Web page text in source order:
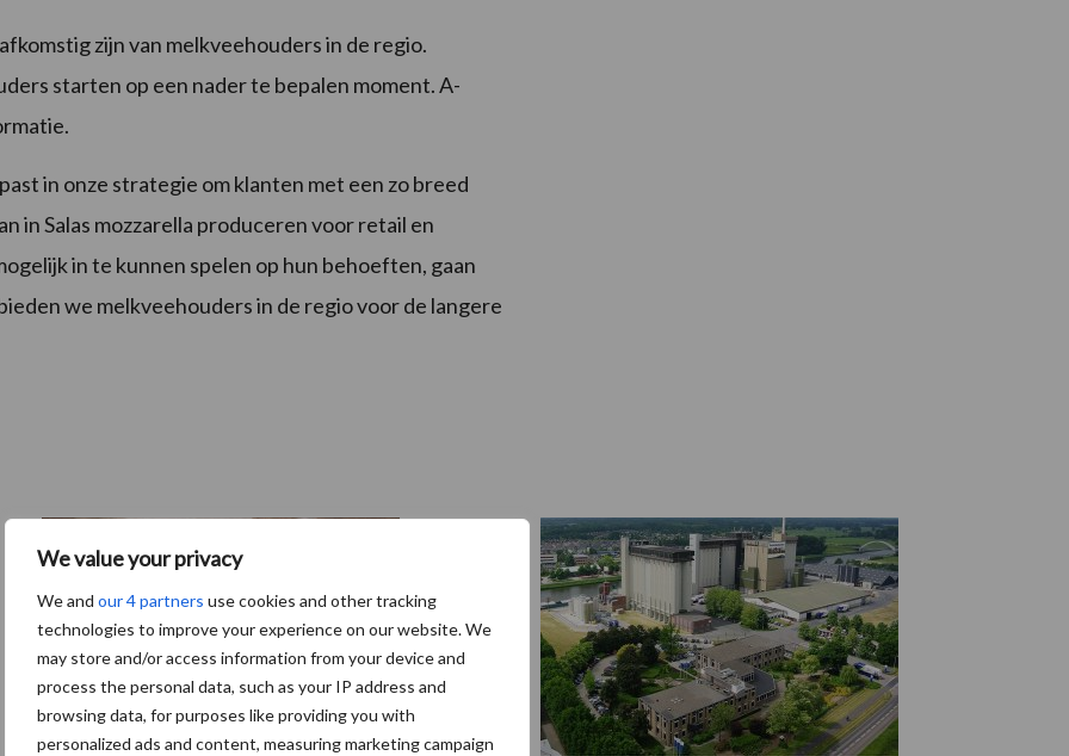
We value your privacy
We and our 4 partners use cookies and other tracking
technologies to improve your experience on our website. We
may store and/or access information from your device and
process the personal data, such as your IP address and
browsing data, for purposes like providing you with
personalized ads and content, measuring marketing campaign
zijn van melkveehouders in de regio.
starten op een nader te bepalen moment. A-
in onze strategie om klanten met een zo breed
in Salas mozzarella produceren voor retail en
in te kunnen spelen op hun behoeften, gaan
we melkveehouders in de regio voor de langere